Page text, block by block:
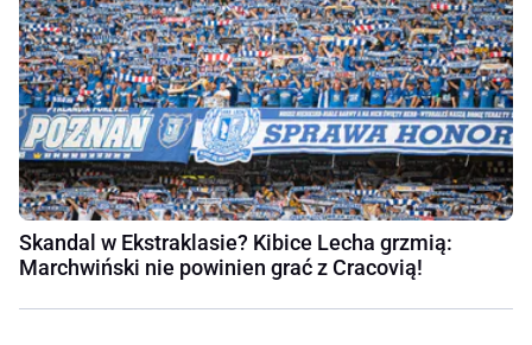
Skandal w Ekstraklasie? Kibice Lecha grzmią:
Marchwiński nie powinien grać z Cracovią!